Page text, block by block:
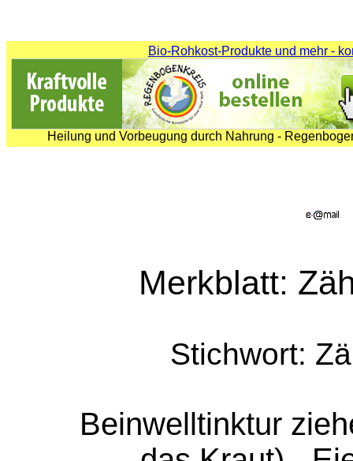
Bio-Rohkost-Produkte und mehr -
Heilung und Vorbeugung durch Nahrung -
Merkblatt:
Stichwort:
Beinwelltinktur